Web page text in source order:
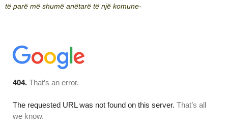
të parë më shumë anëtarë të një komune-